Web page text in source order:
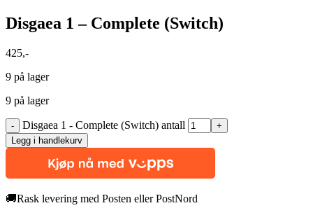
Disgaea 1 – Complete (Switch)
425,-
9 på lager
9 på lager
Disgaea 1 - Complete (Switch) antall
Legg i handlekurv
🚚Rask levering med Posten eller PostNord